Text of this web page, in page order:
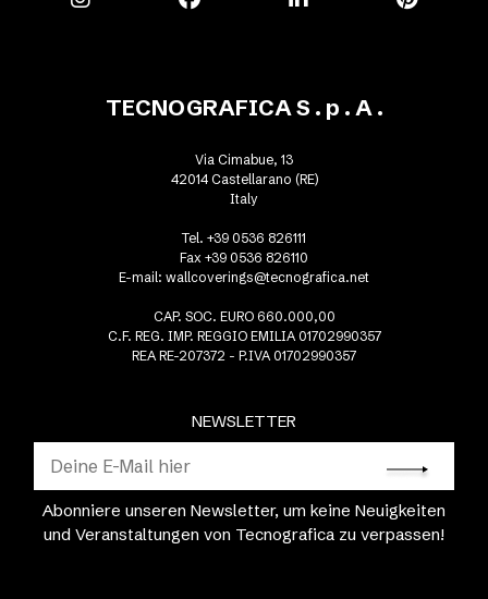
NEWSLETTER
Abonniere unseren Newsletter, um keine Neuigkeiten
und Veranstaltungen von Tecnografica zu verpassen!
TECNOGRAFICA S . p . A .
Via Cimabue, 13
42014 Castellarano (RE)
Italy
Tel. +39 0536 826111
Fax +39 0536 826110
E-mail: wallcoverings@tecnografica.net
CAP. SOC. EURO 660.000,00
C.F. REG. IMP. REGGIO EMILIA 01702990357
REA RE-207372 - P.IVA 01702990357